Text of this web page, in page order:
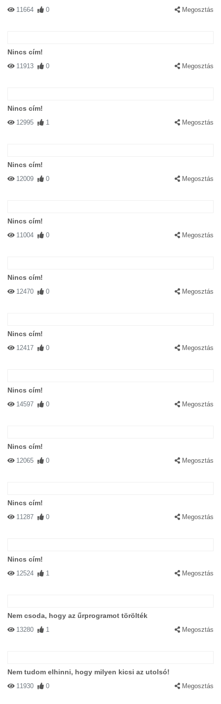
11664 0 Megosztás
Nincs cím!
11913 0 Megosztás
Nincs cím!
12995 1 Megosztás
Nincs cím!
12009 0 Megosztás
Nincs cím!
11004 0 Megosztás
Nincs cím!
12470 0 Megosztás
Nincs cím!
12417 0 Megosztás
Nincs cím!
14597 0 Megosztás
Nincs cím!
12065 0 Megosztás
Nincs cím!
11287 0 Megosztás
Nincs cím!
12524 1 Megosztás
Nem csoda, hogy az űrprogramot törölték
13280 1 Megosztás
Nem tudom elhinni, hogy milyen kicsi az utolsó!
11930 0 Megosztás